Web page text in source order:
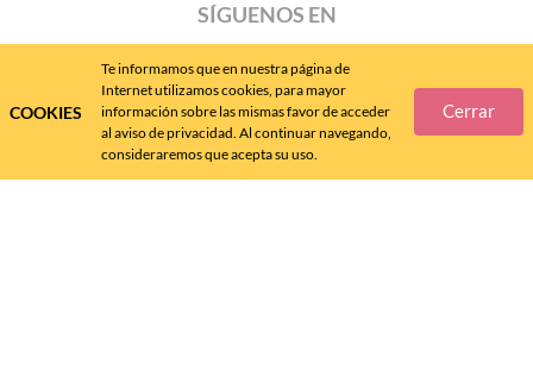
COOKIES
Te informamos que en nuestra página de
Internet utilizamos cookies, para mayor
información sobre las mismas favor de acceder
al aviso de privacidad. Al continuar navegando,
consideraremos que acepta su uso.
Cerrar
SÍGUENOS EN
CallCenter477 788 4600